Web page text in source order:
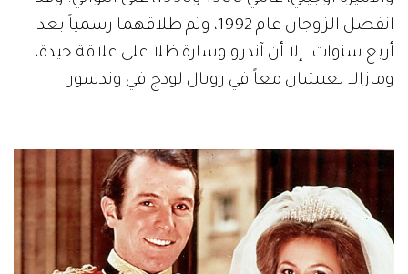
انفصل الزوجان عام 1992، وتم طلاقهما رسمياً بعد
أربع سنوات. إلا أن آندرو وسارة ظلا على علاقة جيدة،
ومازالا يعيشان معاً في رويال لودج في وندسور.